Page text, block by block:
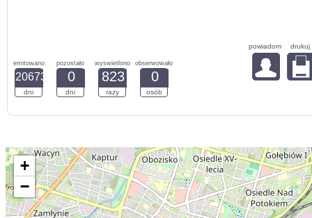
emitowano
20673
dni
pozostało
0
dni
wyswietlono
823
razy
obserwowało
0
osób
powiadom drukuj
+
−